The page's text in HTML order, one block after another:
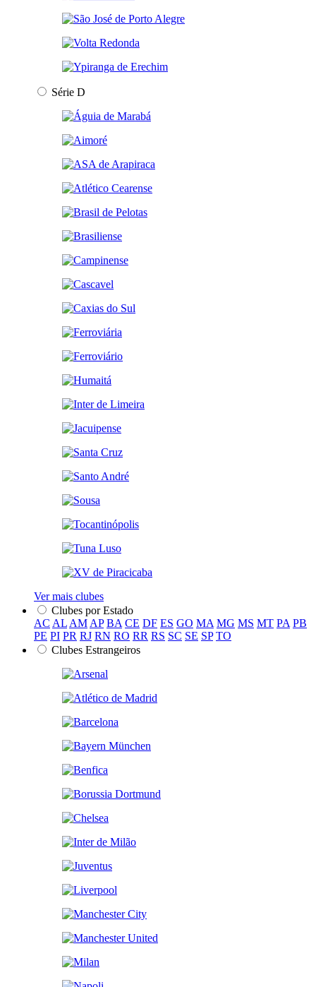
Série D
Ver mais clubes
Clubes por Estado
AC AL AM AP BA CE DF ES GO MA MG MS MT PA PB
PE PI PR RJ RN RO RR RS SC SE SP TO
Clubes Estrangeiros